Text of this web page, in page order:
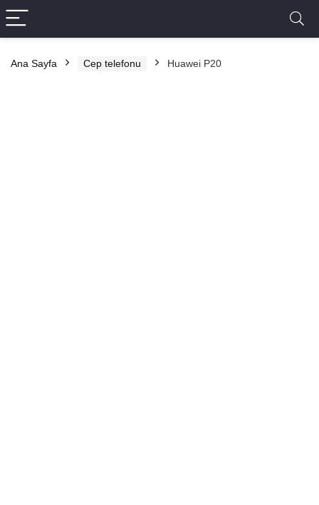
Ana Sayfa Cep telefonu Huawei P20